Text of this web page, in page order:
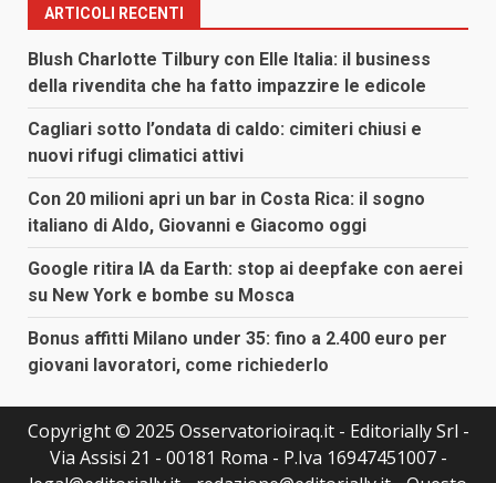
ARTICOLI RECENTI
Blush Charlotte Tilbury con Elle Italia: il business
della rivendita che ha fatto impazzire le edicole
Cagliari sotto l’ondata di caldo: cimiteri chiusi e
nuovi rifugi climatici attivi
Con 20 milioni apri un bar in Costa Rica: il sogno
italiano di Aldo, Giovanni e Giacomo oggi
Google ritira IA da Earth: stop ai deepfake con aerei
su New York e bombe su Mosca
Bonus affitti Milano under 35: fino a 2.400 euro per
giovani lavoratori, come richiederlo
Copyright © 2025 Osservatorioiraq.it - Editorially Srl -
Via Assisi 21 - 00181 Roma - P.Iva 16947451007 -